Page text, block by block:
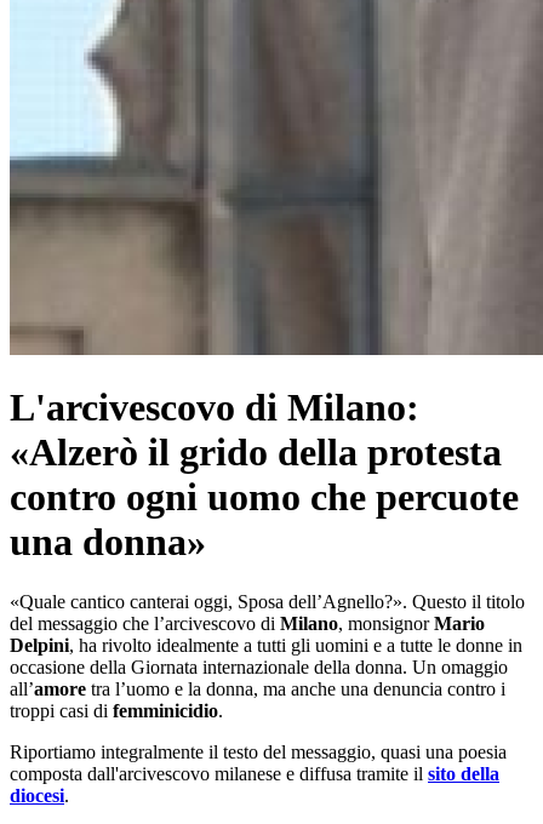
L'arcivescovo di Milano:
«Alzerò il grido della protesta
contro ogni uomo che percuote
una donna»
«Quale cantico canterai oggi, Sposa dell’Agnello?». Questo il titolo
del messaggio che l’arcivescovo di Milano, monsignorMario
Delpini, ha rivolto idealmente a tutti gli uomini e a tutte le donne in
occasione della Giornata internazionale della donna. Un omaggio
all’amore tra l’uomo e la donna, ma anche una denuncia contro i
troppi casi di femminicidio.
Riportiamo integralmente il testo del messaggio, quasi una poesia
composta dall'arcivescovo milanese e diffusa tramite il sito della
diocesi.